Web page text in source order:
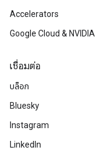
Accelerators
Google Cloud & NVIDIA
เชื่อมต่อ
บล็อก
Bluesky
Instagram
LinkedIn